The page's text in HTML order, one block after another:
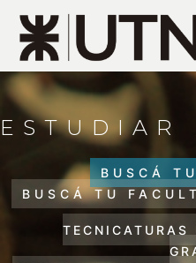
ESTUDIAR
BUSCÁ
BUSCÁ TU
TECNICATURAS